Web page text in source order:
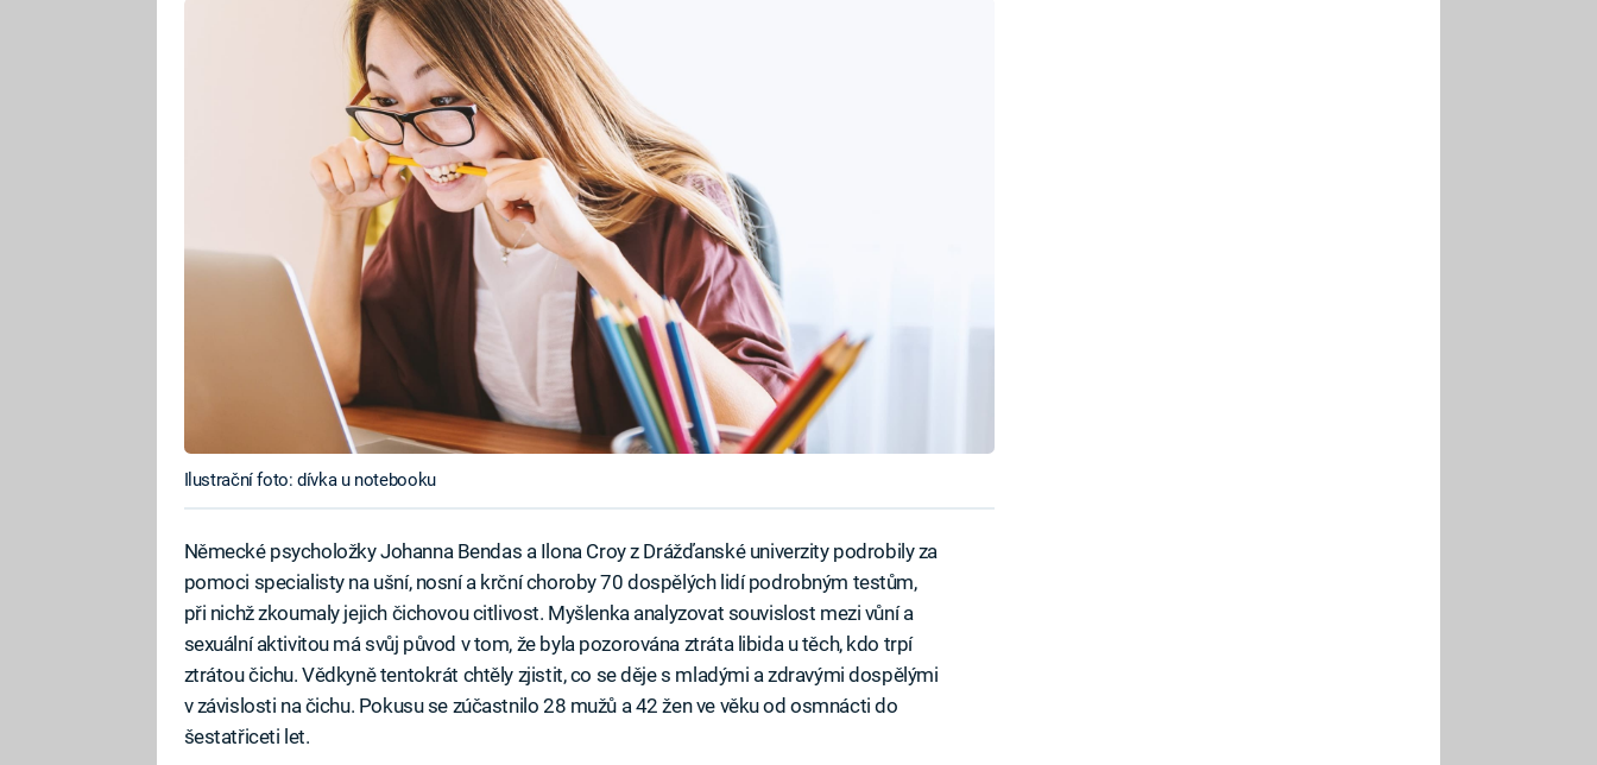
Ilustrační foto: dívka u notebooku
Německé psycholožky Johanna Bendas a Ilona Croy z Drážďanské univerzity podrobily za
pomoci specialisty na ušní, nosní a krční choroby 70 dospělých lidí podrobným testům,
při nichž zkoumaly jejich čichovou citlivost. Myšlenka analyzovat souvislost mezi vůní a
sexuální aktivitou má svůj původ v tom, že byla pozorována ztráta libida u těch, kdo trpí
ztrátou čichu. Vědkyně tentokrát chtěly zjistit, co se děje s mladými a zdravými dospělými
v závislosti na čichu. Pokusu se zúčastnilo 28 mužů a 42 žen ve věku od osmnácti do
šestatřiceti let.